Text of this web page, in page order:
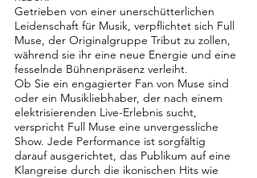
Getrieben von einer unerschütterlichen
Leidenschaft für Musik, verpflichtet sich Full
Muse, der Originalgruppe Tribut zu zollen,
während sie ihr eine neue Energie und eine
fesselnde Bühnenpräsenz verleiht.
Ob Sie ein engagierter Fan von Muse sind
oder ein Musikliebhaber, der nach einem
elektrisierenden Live-Erlebnis sucht,
verspricht Full Muse eine unvergessliche
Show. Jede Performance ist sorgfältig
darauf ausgerichtet, das Publikum auf eine
Klangreise durch die ikonischen Hits wie